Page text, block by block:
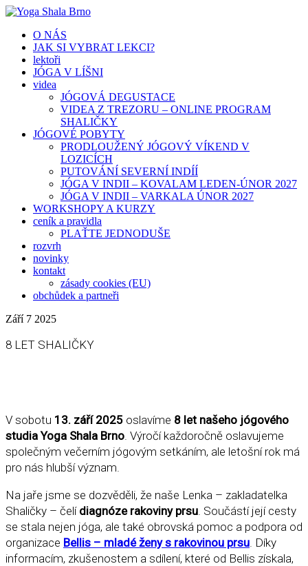
O NÁS
JAK SI VYBRAT LEKCI?
lektoři
JÓGA V LÍŠNI
videa
JÓGOVÁ DEGUSTACE
VIDEA Z TREZORU – ONLINE PROGRAM
SHALIČKY
JÓGOVÉ POBYTY
PRODLOUŽENÝ JÓGOVÝ VÍKEND V
LOZICÍCH
PUTOVÁNÍ SEVERNÍ INDÍÍ
JÓGA V INDII – KOVALAM LEDEN-ÚNOR 2027
JÓGA V INDII – VARKALA ÚNOR 2027
WORKSHOPY A KURZY
ceník a pravidla
PLAŤTE JEDNODUŠE
rozvrh
novinky
kontakt
zásady cookies (EU)
obchůdek a partneři
Září 7 2025
8 LET SHALIČKY
V sobotu 13. září 2025 oslavíme 8 let našeho jógového
studia Yoga Shala Brno. Výročí každoročně oslavujeme
společným večerním jógovým setkáním, ale letošní rok má
pro nás hlubší význam.
Na jaře jsme se dozvěděli, že naše Lenka – zakladatelka
Shaličky – čelí diagnóze rakoviny prsu. Součástí její cesty
se stala nejen jóga, ale také obrovská pomoc a podpora od
organizace Bellis – mladé ženy s rakovinou prsu. Díky
informacím, zkušenostem a sdílení, které od Bellis získala,